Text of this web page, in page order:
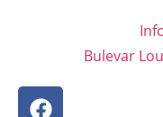
Bulevar